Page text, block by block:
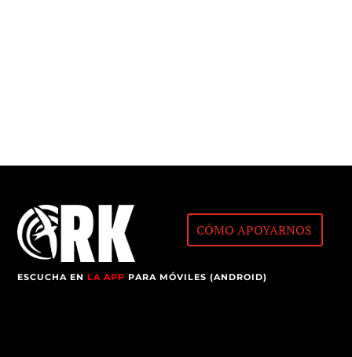
CÓMO APOYARNOS
ESCUCHA ENLA APP PARA MÓVILES (ANDROID)